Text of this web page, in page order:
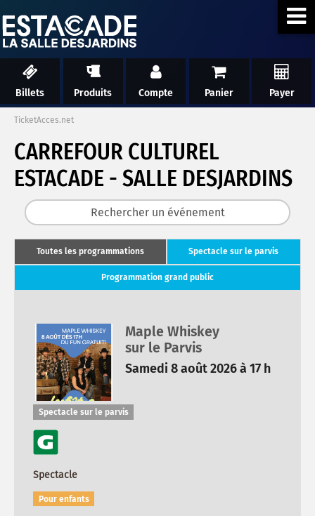
Billets Produits Compte Panier Payer
TicketAcces.net
CARREFOUR CULTUREL
ESTACADE - SALLE DESJARDINS
Toutes les programmations Spectacle sur le parvis
Programmation grand public
Maple Whiskey
sur le Parvis
Samedi 8 août 2026 à 17 h
Spectacle sur le parvis
Spectacle
Pour enfants